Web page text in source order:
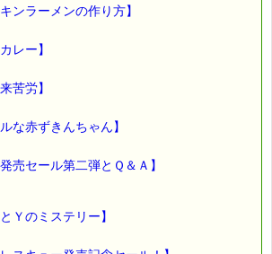
ンラーメンの作り方】
レー】
苦労】
な赤ずきんちゃん】
売セール第二弾とＱ＆Ａ】
Ｙのミステリー】